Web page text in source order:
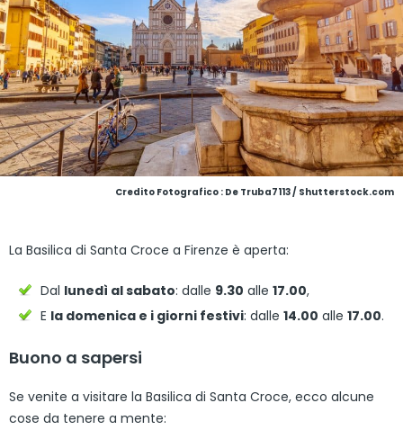
Credito Fotografico : De Truba7113 / Shutterstock.com
La Basilica di Santa Croce a Firenze è aperta:
Dal lunedì al sabato: dalle 9.30 alle 17.00,
E la domenica e i giorni festivi: dalle 14.00 alle 17.00.
Buono a sapersi
Se venite a visitare la Basilica di Santa Croce, ecco alcune
cose da tenere a mente: